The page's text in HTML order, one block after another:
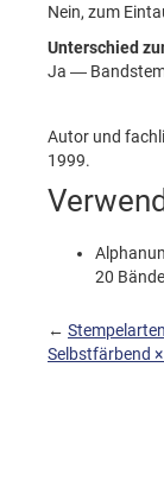
Nein, zum
Unterschied
Ja —
Autor und
1999.
20
←
Selbstfärbend